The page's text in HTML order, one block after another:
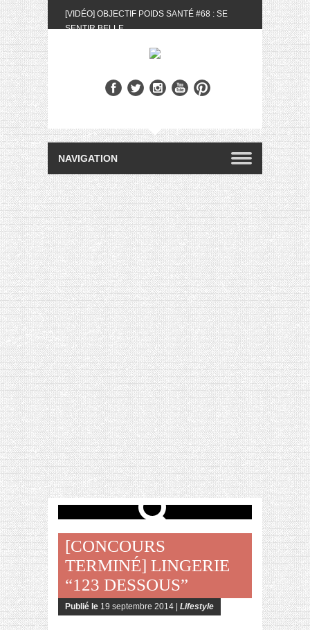
[VIDÉO] OBJECTIF POIDS SANTÉ #68 : SE
SENTIR BELLE
BIOTYFULL BOX DU MOIS DE MAI 2024 FEAT.
[VIDÉO] QUITOQUE #10 : MEAL PREP &
CONVIVIALITÉ
[VIDÉO] UNBOXING : LES MY LITTLE &
BIOTYFULL BOX DU MOIS D’AVRIL 2024
FEAT. AKILA
[VIDÉO] OBJECTIF POIDS SANTÉ #67 : L’AVIS
DES AUTRES, CE N’EST QUE LA VIE DES
AUTRES
[VIDÉO] UNBOXING : LES MY LITTLE &
BIOTYFULL BOX DES MOIS DE FÉVRIER ET
MARS 2024 FEAT. AKILA
[VIDÉO] LA SÉLECTION DU MOIS
#JANVIER2024
[VIDÉO] HELLOFRESH #34 : IDÉES
RECETTES RISOTTO
[CONCOURS
TERMINÉ] LINGERIE
“123 DESSOUS”
Publié le 19 septembre 2014 | Lifestyle